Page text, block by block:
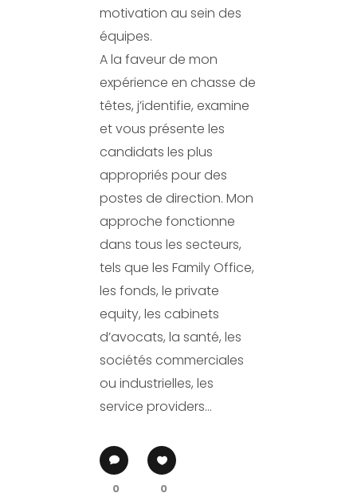
motivation au sein des
équipes.
A la faveur de mon
expérience en chasse de
têtes, j’identifie, examine
et vous présente les
candidats les plus
appropriés pour des
postes de direction. Mon
approche fonctionne
dans tous les secteurs,
tels que les Family Office,
les fonds, le private
equity, les cabinets
d’avocats, la santé, les
sociétés commerciales
ou industrielles, les
service providers…
0 0